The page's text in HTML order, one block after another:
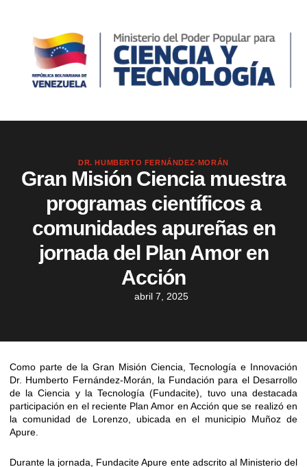
DR. HUMBERTO FERNÁNDEZ-MORÁN
Gran Misión Ciencia muestra
programas científicos a
comunidades apureñas en
jornada del Plan Amor en
Acción
abril 7, 2025
Como parte de la Gran Misión Ciencia, Tecnología e Innovación
Dr. Humberto Fernández-Morán, la Fundación para el Desarrollo
de la Ciencia y la Tecnología (Fundacite), tuvo una destacada
participación en el reciente Plan Amor en Acción que se realizó en
la comunidad de Lorenzo, ubicada en el municipio Muñoz de
Apure.
Durante la jornada, Fundacite Apure ente adscrito al Ministerio del